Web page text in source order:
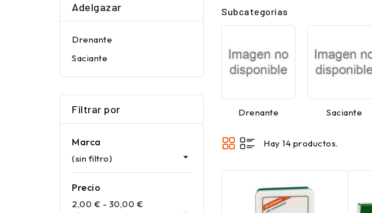
Adelgazar
Drenante
Saciante
Filtrar por
Marca
(sin filtro) 
Precio
2,00 € - 30,00 €
Subcategorías
Drenante Saciante
Hay 14 productos.